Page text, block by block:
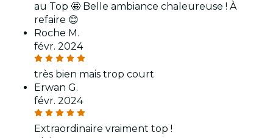
au Top 🤩 Belle ambiance chaleureuse ! À
refaire 😊
Roche M.
févr. 2024
très bien mais trop court
Erwan G.
févr. 2024
Extraordinaire vraiment top !